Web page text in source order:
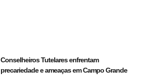
Conselheiros Tutelares enfrentam
precariedade e ameaças em Campo Grande